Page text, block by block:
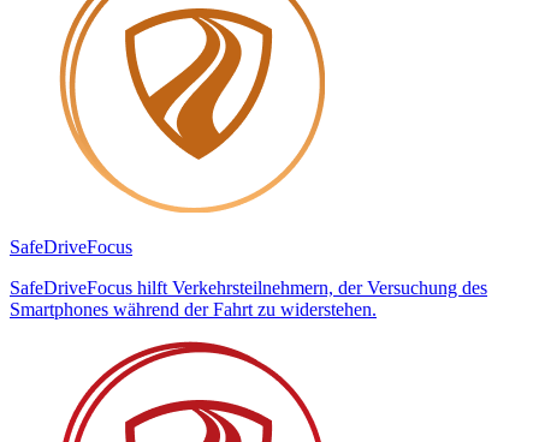
SafeDriveFocus
SafeDriveFocus hilft Verkehrsteilnehmern, der Versuchung des
Smartphones während der Fahrt zu widerstehen.